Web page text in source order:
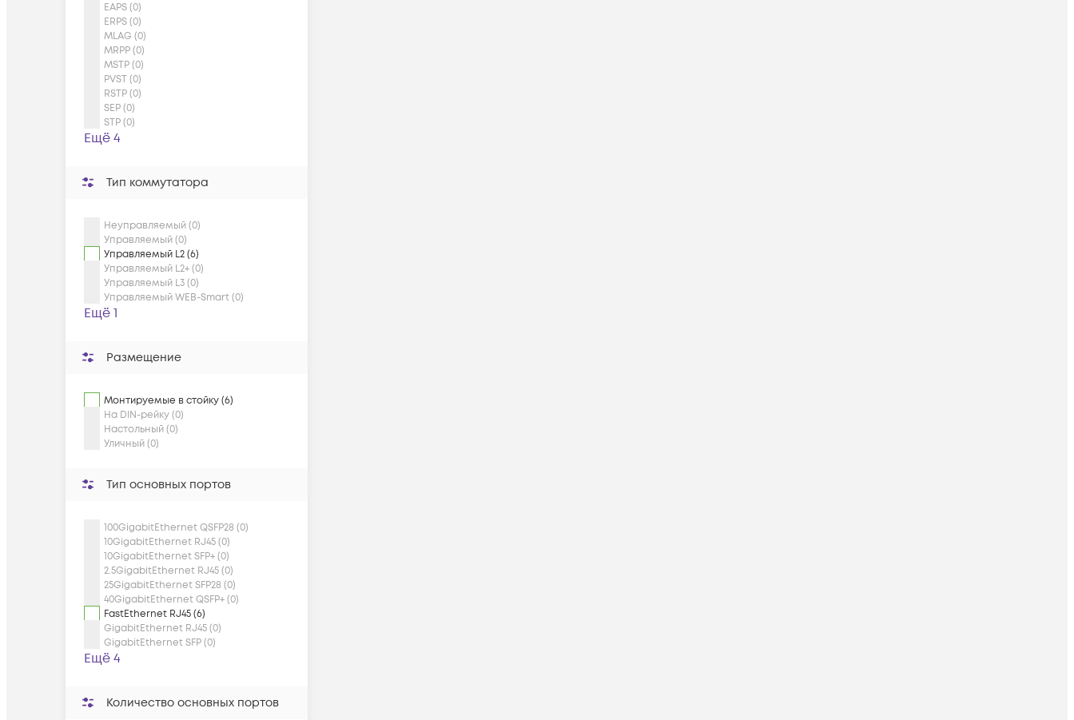
EAPS (0)
ERPS (0)
MLAG (0)
MRPP (0)
MSTP (0)
PVST (0)
RSTP (0)
SEP (0)
STP (0)
Ещё 4
Тип коммутатора
Неуправляемый (0)
Управляемый (0)
Управляемый L2 (6)
Управляемый L2+ (0)
Управляемый L3 (0)
Управляемый WEB-Smart (0)
Ещё 1
Размещение
Монтируемые в стойку (6)
На DIN-рейку (0)
Настольный (0)
Уличный (0)
Тип основных портов
100GigabitEthernet QSFP28 (0)
10GigabitEthernet RJ45 (0)
10GigabitEthernet SFP+ (0)
2.5GigabitEthernet RJ45 (0)
25GigabitEthernet SFP28 (0)
40GigabitEthernet QSFP+ (0)
FastEthernet RJ45 (6)
GigabitEthernet RJ45 (0)
GigabitEthernet SFP (0)
Ещё 4
Количество основных портов